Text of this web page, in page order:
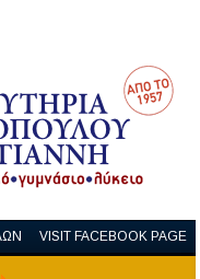
VISIT FACEBOOK PAGE